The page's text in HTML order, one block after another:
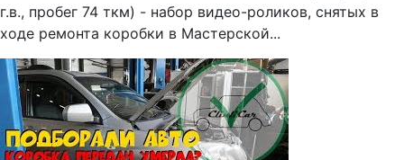
г.в., пробег 74 ткм) - набор видео-роликов, снятых в
ходе ремонта коробки в Мастерской...